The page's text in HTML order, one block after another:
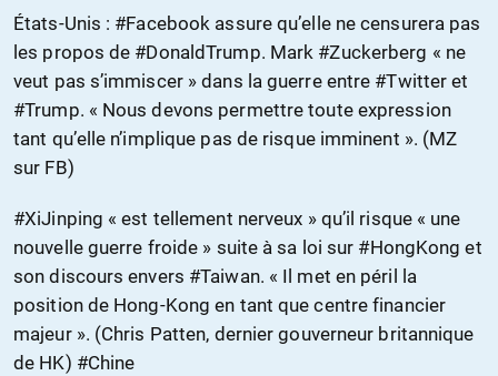
États-Unis : #Facebook assure qu’elle ne censurera pas
les propos de #DonaldTrump. Mark #Zuckerberg « ne
veut pas s’immiscer » dans la guerre entre #Twitter et
#Trump. « Nous devons permettre toute expression
tant qu’elle n’implique pas de risque imminent ». (MZ
sur FB)
#XiJinping « est tellement nerveux » qu’il risque « une
nouvelle guerre froide » suite à sa loi sur #HongKong et
son discours envers #Taiwan. « Il met en péril la
position de Hong-Kong en tant que centre financier
majeur ». (Chris Patten, dernier gouverneur britannique
de HK) #Chine